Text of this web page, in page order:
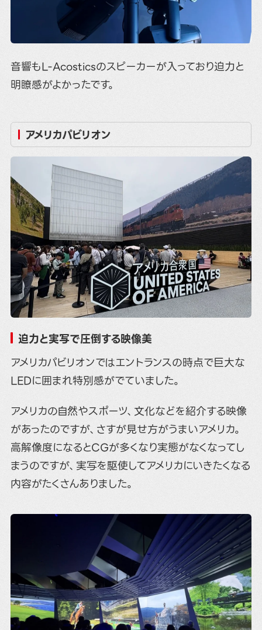
音響もL-Acosticsのスピーカーが入っており迫力と
明瞭感がよかったです。
アメリカパビリオン
迫力と実写で圧倒する映像美
アメリカパビリオンではエントランスの時点で巨大な
LEDに囲まれ特別感がでていました。
アメリカの自然やスポーツ、文化などを紹介する映像
があったのですが、さすが見せ方がうまいアメリカ。
高解像度になるとCGが多くなり実態がなくなってし
まうのですが、実写を駆使してアメリカにいきたくなる
内容がたくさんありました。